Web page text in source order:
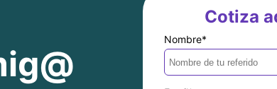
Cotiza
Nombre*